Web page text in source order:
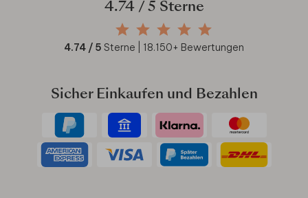
4.74/ 5 Sterne
4.74 / 5 Sterne | 18.150+ Bewertungen
Sicher Einkaufen und Bezahlen